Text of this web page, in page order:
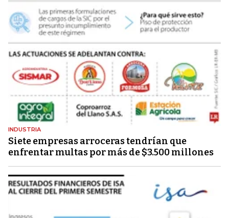
INDUSTRIA
Siete empresas arroceras tendrían que
enfrentar multas por más de $3.500 millones